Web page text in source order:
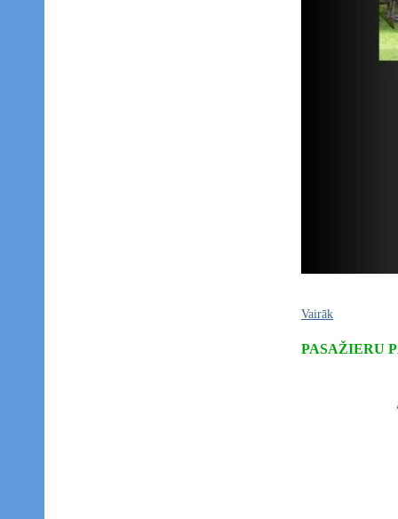
Vairāk
PASAŽIERU